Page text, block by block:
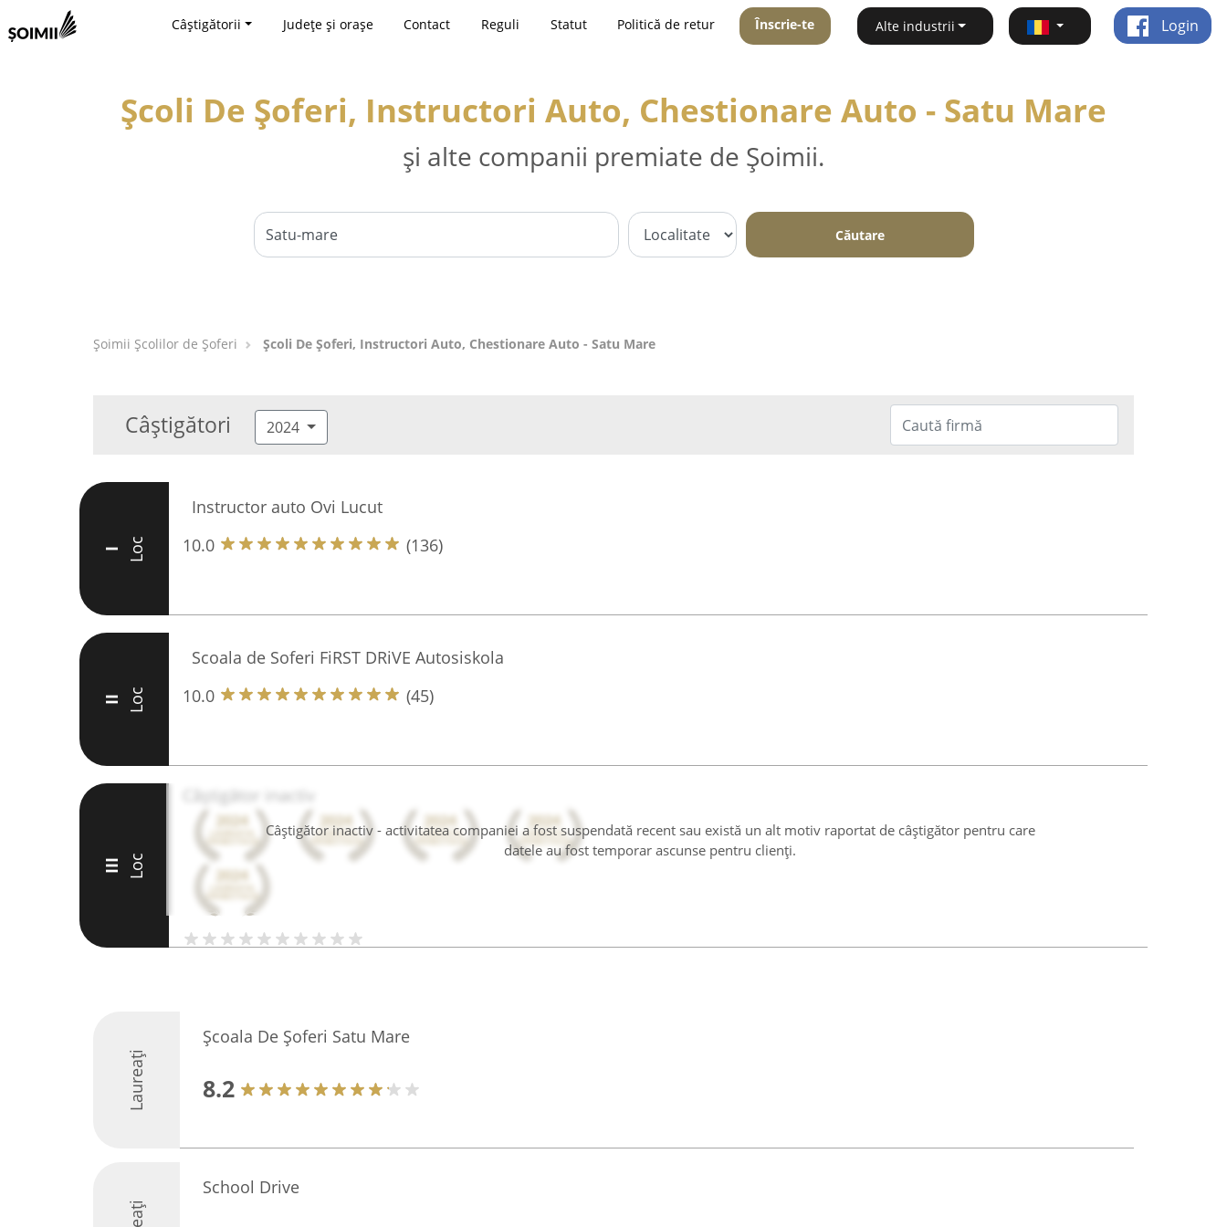
Câștigătorii Județe și orașe Contact Reguli Statut Politică de retur Înscrie-te Alte industrii Login
Școli De Șoferi, Instructori Auto, Chestionare Auto - Satu Mare
și alte companii premiate de Șoimii.
Căutare
Şoimii Școlilor de Șoferi Școli De Șoferi, Instructori Auto, Chestionare Auto - Satu Mare
Câștigători 2024
I Loc
Instructor auto Ovi Lucut
10.0
(136)
II Loc
Scoala de Soferi FiRST DRiVE Autosiskola
10.0
(45)
Câștigător inactiv - activitatea companiei a fost suspendată recent sau există un alt motiv raportat de câștigător pentru care
datele au fost temporar ascunse pentru clienți.
III Loc
Câștigător inactiv
Laureați
Școala De Șoferi Satu Mare
8.2
School Drive